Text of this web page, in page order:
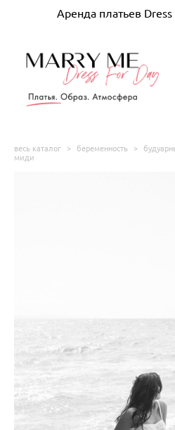
Аренда платьев Dress
весь каталог > беременность >
миди